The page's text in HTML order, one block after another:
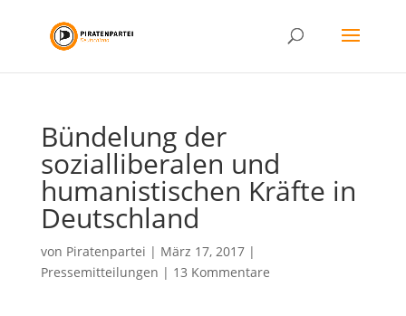
Bündelung der
sozialliberalen und
humanistischen Kräfte in
Deutschland
von Piratenpartei | März 17, 2017|
Pressemitteilungen | 13 Kommentare